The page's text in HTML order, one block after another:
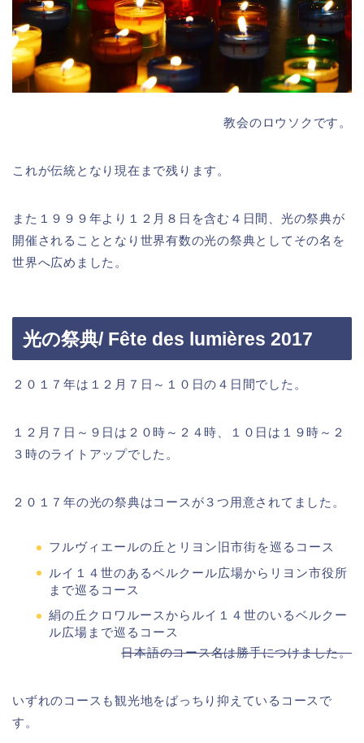
教会のロウソクです。
これが伝統となり現在まで残ります。
また１９９９年より１２月８日を含む４日間、光の祭典が
開催されることとなり世界有数の光の祭典としてその名を
世界へ広めました。
光の祭典/ Fête des lumières 2017
２０１７年は１２月７日～１０日の４日間でした。
１２月７日～９日は２０時～２４時、１０日は１９時～２
３時のライトアップでした。
２０１７年の光の祭典はコースが３つ用意されてました。
フルヴィエールの丘とリヨン旧市街を巡るコース
ルイ１４世のあるベルクール広場からリヨン市役所
まで巡るコース
絹の丘クロワルースからルイ１４世のいるベルクー
ル広場まで巡るコース
日本語のコース名は勝手につけました。
いずれのコースも観光地をばっちり抑えているコースで
す。